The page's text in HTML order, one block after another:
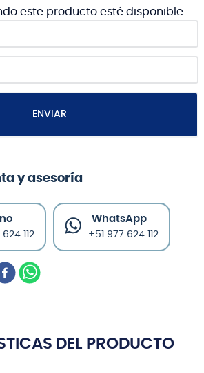
este producto esté disponible
ENVIAR
y asesoría
112
WhatsApp
+51 977 624 112
DEL PRODUCTO